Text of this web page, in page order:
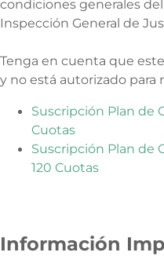
condiciones generales
Inspección General de
Tenga en cuenta que
y no está autorizado para
Suscripción Plan de
Cuotas
Suscripción Plan de
120 Cuotas
Información